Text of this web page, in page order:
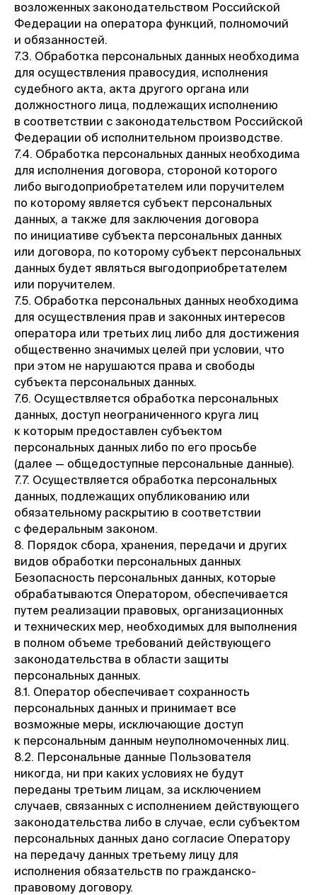
возложенных законодательством Российской
Федерации на оператора функций, полномочий
и обязанностей.
7.3. Обработка персональных данных необходима
для осуществления правосудия, исполнения
судебного акта, акта другого органа или
должностного лица, подлежащих исполнению
в соответствии с законодательством Российской
Федерации об исполнительном производстве.
7.4. Обработка персональных данных необходима
для исполнения договора, стороной которого
либо выгодоприобретателем или поручителем
по которому является субъект персональных
данных, а также для заключения договора
по инициативе субъекта персональных данных
или договора, по которому субъект персональных
данных будет являться выгодоприобретателем
или поручителем.
7.5. Обработка персональных данных необходима
для осуществления прав и законных интересов
оператора или третьих лиц либо для достижения
общественно значимых целей при условии, что
при этом не нарушаются права и свободы
субъекта персональных данных.
7.6. Осуществляется обработка персональных
данных, доступ неограниченного круга лиц
к которым предоставлен субъектом
персональных данных либо по его просьбе
(далее — общедоступные персональные данные).
7.7. Осуществляется обработка персональных
данных, подлежащих опубликованию или
обязательному раскрытию в соответствии
с федеральным законом.
8. Порядок сбора, хранения, передачи и других
видов обработки персональных данных
Безопасность персональных данных, которые
обрабатываются Оператором, обеспечивается
путем реализации правовых, организационных
и технических мер, необходимых для выполнения
в полном объеме требований действующего
законодательства в области защиты
персональных данных.
8.1. Оператор обеспечивает сохранность
персональных данных и принимает все
возможные меры, исключающие доступ
к персональным данным неуполномоченных лиц.
8.2. Персональные данные Пользователя
никогда, ни при каких условиях не будут
переданы третьим лицам, за исключением
случаев, связанных с исполнением действующего
законодательства либо в случае, если субъектом
персональных данных дано согласие Оператору
на передачу данных третьему лицу для
исполнения обязательств по гражданско-
правовому договору.